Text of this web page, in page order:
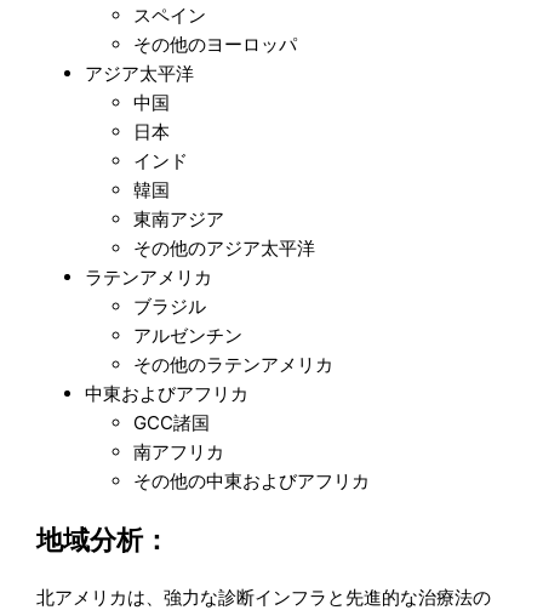
スペイン
その他のヨーロッパ
アジア太平洋
中国
日本
インド
韓国
東南アジア
その他のアジア太平洋
ラテンアメリカ
ブラジル
アルゼンチン
その他のラテンアメリカ
中東およびアフリカ
GCC諸国
南アフリカ
その他の中東およびアフリカ
地域分析：
北アメリカは、強力な診断インフラと先進的な治療法の